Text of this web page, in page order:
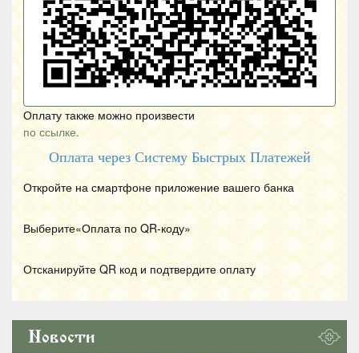
Оплату также можно произвести
по ссылке.
Оплата через Систему Быстрых Платежей
Откройте на смартфоне приложение вашего банка
Выберите«Оплата по QR-коду»
Отсканируйте QR код и подтвердите оплату
Новости